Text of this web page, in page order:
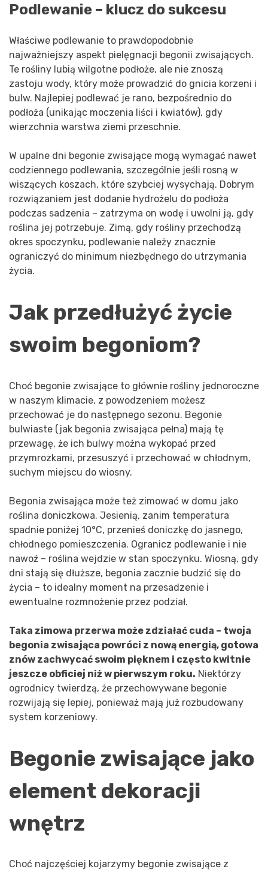
Podlewanie – klucz do sukcesu
Właściwe podlewanie to prawdopodobnie
najważniejszy aspekt pielęgnacji begonii zwisających.
Te rośliny lubią wilgotne podłoże, ale nie znoszą
zastoju wody, który może prowadzić do gnicia korzeni i
bulw. Najlepiej podlewać je rano, bezpośrednio do
podłoża (unikając moczenia liści i kwiatów), gdy
wierzchnia warstwa ziemi przeschnie.
W upalne dni begonie zwisające mogą wymagać nawet
codziennego podlewania, szczególnie jeśli rosną w
wiszących koszach, które szybciej wysychają. Dobrym
rozwiązaniem jest dodanie hydrożelu do podłoża
podczas sadzenia – zatrzyma on wodę i uwolni ją, gdy
roślina jej potrzebuje. Zimą, gdy rośliny przechodzą
okres spoczynku, podlewanie należy znacznie
ograniczyć do minimum niezbędnego do utrzymania
życia.
Jak przedłużyć życie
swoim begoniom?
Choć begonie zwisające to głównie rośliny jednoroczne
w naszym klimacie, z powodzeniem możesz
przechować je do następnego sezonu. Begonie
bulwiaste (jak begonia zwisająca pełna) mają tę
przewagę, że ich bulwy można wykopać przed
przymrozkami, przesuszyć i przechować w chłodnym,
suchym miejscu do wiosny.
Begonia zwisająca może też zimować w domu jako
roślina doniczkowa. Jesienią, zanim temperatura
spadnie poniżej 10°C, przenieś doniczkę do jasnego,
chłodnego pomieszczenia. Ogranicz podlewanie i nie
nawoź – roślina wejdzie w stan spoczynku. Wiosną, gdy
dni stają się dłuższe, begonia zacznie budzić się do
życia – to idealny moment na przesadzenie i
ewentualne rozmnożenie przez podział.
Taka zimowa przerwa może zdziałać cuda – twoja
begonia zwisająca powróci z nową energią, gotowa
znów zachwycać swoim pięknem i często kwitnie
jeszcze obficiej niż w pierwszym roku. Niektórzy
ogrodnicy twierdzą, że przechowywane begonie
rozwijają się lepiej, ponieważ mają już rozbudowany
system korzeniowy.
Begonie zwisające jako
element dekoracji
wnętrz
Choć najczęściej kojarzymy begonie zwisające z